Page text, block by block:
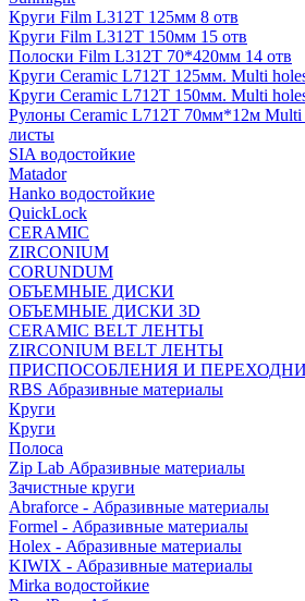
Круги Film L312T 125мм 8 отв
Круги Film L312T 150мм 15 отв
Полоски Film L312T 70*420мм 14 отв
Круги Ceramic L712T 125мм. Multi
Круги Ceramic L712T 150мм. Multi
Рулоны Ceramic L712T 70мм*12м Multi
листы
SIA водостойкие
Matador
Hanko водостойкие
QuickLock
CERAMIC
ZIRCONIUM
СORUNDUM
ОБЪЕМНЫЕ ДИСКИ
ОБЪЕМНЫЕ ДИСКИ 3D
CERAMIC BELT ЛЕНТЫ
ZIRCONIUM BELT ЛЕНТЫ
ПРИСПОСОБЛЕНИЯ И
RBS Абразивные материалы
Круги
Круги
Полоса
Zip Lab Абразивные материалы
Зачистные круги
Abraforce - Абразивные материалы
Formel - Абразивные материалы
Holex - Абразивные материалы
KIWIX - Абразивные материалы
Mirka водостойкие